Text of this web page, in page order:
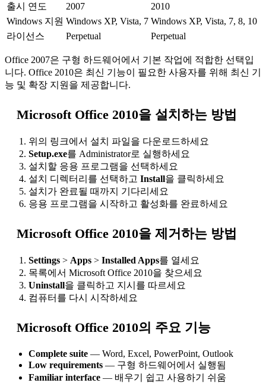
출시 연도
2007
2010
Windows 지원 Windows XP, Vista, 7 Windows XP, Vista, 7, 8, 10
라이선스
Perpetual Perpetual
Office 2007은 구형 하드웨어에서 기본 작업에 적합한 선택입
니다. Office 2010은 최신 기능이 필요한 사용자를 위해 최신 기
능 및 확장 지원을 제공합니다.
Microsoft Office 2010을 설치하는 방법
위의 링크에서 설치 파일을 다운로드하세요
Setup.exe를 Administrator로 실행하세요
설치할 응용 프로그램을 선택하세요
설치 디렉터리를 선택하고 Install을 클릭하세요
설치가 완료될 때까지 기다리세요
응용 프로그램을 시작하고 활성화를 완료하세요
Microsoft Office 2010을 제거하는 방법
Settings > Apps > Installed Apps를 열세요
목록에서 Microsoft Office 2010을 찾으세요
Uninstall을 클릭하고 지시를 따르세요
컴퓨터를 다시 시작하세요
Microsoft Office 2010의 주요 기능
Complete suite — Word, Excel, PowerPoint, Outlook
Low requirements — 구형 하드웨어에서 실행됨
Familiar interface — 배우기 쉽고 사용하기 쉬움